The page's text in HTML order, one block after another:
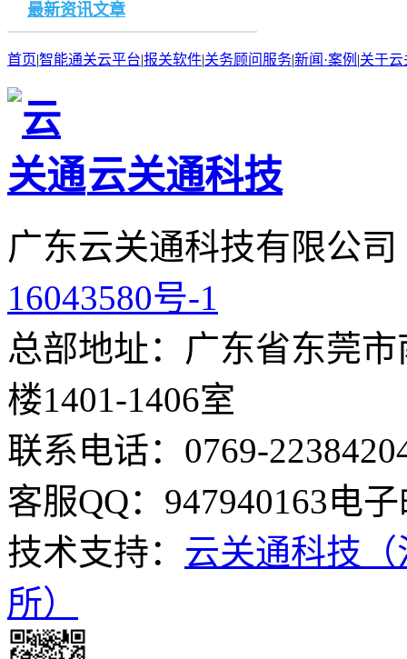
最新资讯文章
首页 智能通关云平台 报关软件 关务顾问服务新闻·案例 关于云
云关通科技
广东云关通科技有限公
16043580号-1
总部地址：广东省东莞
楼1401-1406室
联系电话：0769-
客服QQ：947940163电子
技术支持： 云关通科技
所）